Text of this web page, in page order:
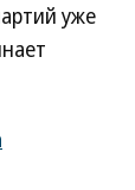
уже